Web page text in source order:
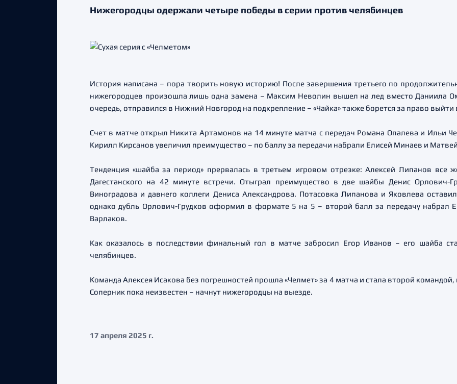
Нижегородцы одержали четыре победы в серии против челябинцев
История написана – пора творить новую историю! После завершения третьего по
нижегородцев произошла лишь одна замена – Максим Неволин вышел на лед вместо Даниила
очередь, отправился в Нижний Новгород на подкрепление – «Чайка» также борется за право
Счет в матче открыл Никита Артамонов на 14 минуте матча с передач Романа Опалева и Ильи
Кирилл Кирсанов увеличил преимущество – по баллу за передачи набрали Елисей Минаев и
Тенденция «шайба за период» прервалась в третьем игровом отрезке: Алексей Липанов
Дагестанского на 42 минуте встречи. Отыграл преимущество в две шайбы Денис Орлович-
Виноградова и давнего коллеги Дениса Александрова. Потасовка Липанова и Яковлева
однако дубль Орлович-Грудков оформил в формате 5 на 5 – второй балл за передачу набрал
Варлаков.
Как оказалось в последствии финальный гол в матче забросил Егор Иванов – его шайба
челябинцев.
Команда Алексея Исакова без погрешностей прошла «Челмет» за 4 матча и стала второй
Соперник пока неизвестен – начнут нижегородцы на выезде.
17 апреля 2025 г.